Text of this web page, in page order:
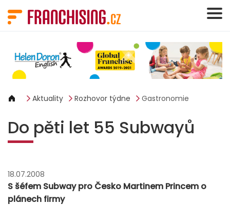
Aktuality Rozhovor týdne Gastronomie
Do pěti let 55 Subwayů
18.07.2008
S šéfem Subway pro Česko Martinem Princem o
plánech firmy